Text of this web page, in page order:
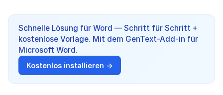
Schnelle Lösung für Word — Schritt für Schritt +
kostenlose Vorlage. Mit dem GenText-Add-in für
Microsoft Word.
Kostenlos installieren →